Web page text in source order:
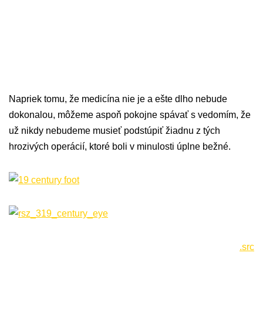
Napriek tomu, že medicína nie je a ešte dlho nebude
dokonalou, môžeme aspoň pokojne spávať s vedomím, že
už nikdy nebudeme musieť podstúpiť žiadnu z tých
hrozivých operácií, ktoré boli v minulosti úplne bežné.
.src